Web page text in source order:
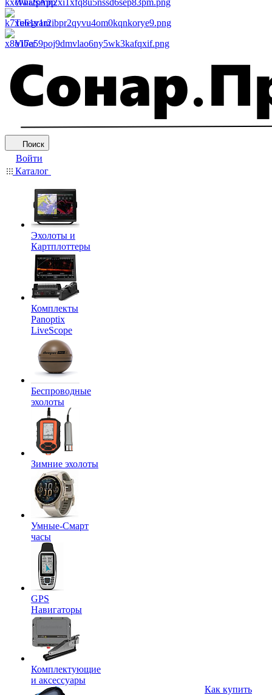
WhatsApp
Telegram
Viber
Поиск
Войти
Каталог
Эхолоты и
Картплоттеры
Комплекты
Panoptix
LiveScope
Беспроводные
эхолоты
Зимние эхолоты
Умные-Смарт
часы
GPS
Навигаторы
Комплектующие
и аксессуары
Как купить